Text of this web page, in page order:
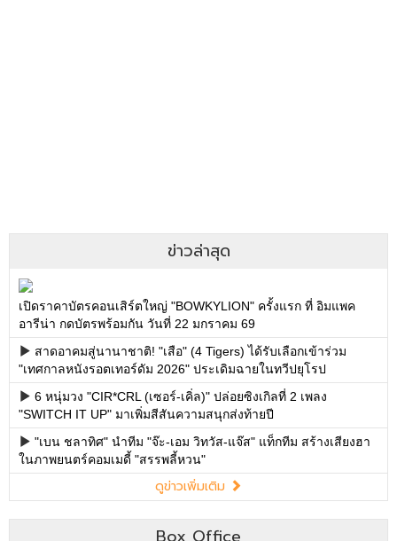
ข่าวล่าสุด
เปิดราคาบัตรคอนเสิร์ตใหญ่ "BOWKYLION" ครั้งแรก ที่ อิมแพค
อารีน่า กดบัตรพร้อมกัน วันที่ 22 มกราคม 69
สาดอาคมสู่นานาชาติ! "เสือ" (4 Tigers) ได้รับเลือกเข้าร่วม
"เทศกาลหนังรอตเทอร์ดัม 2026" ประเดิมฉายในทวีปยุโรป
6 หนุ่มวง "CIR*CRL (เซอร์-เคิ่ล)" ปล่อยซิงเกิลที่ 2 เพลง
"SWITCH IT UP" มาเพิ่มสีสันความสนุกส่งท้ายปี
"เบน ชลาทิศ" นำทีม "จ๊ะ-เอม วิทวัส-แจ๊ส" แท็กทีม สร้างเสียงฮา
ในภาพยนตร์คอมเมดี้ "สรรพลี้หวน"
ดูข่าวเพิ่มเติม